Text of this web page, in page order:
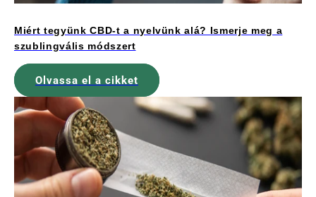
Miért tegyünk CBD-t a nyelvünk alá? Ismerje meg a
szublingvális módszert
Olvassa el a cikket